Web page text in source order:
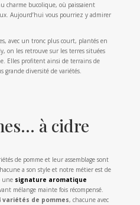
charme bucolique, où paissaient
Aujourd’hui vous pourriez y admirer
avec un tronc plus court, plantés en
on les retrouve sur les terres situées
Elles profitent ainsi de terrains de
diversité de variétés.
à cidre
de pomme et leur assemblage sont
a son style et notre métier est de
une signature aromatique
mélange mainte fois récompensé.
variétés de pommes, chacune avec